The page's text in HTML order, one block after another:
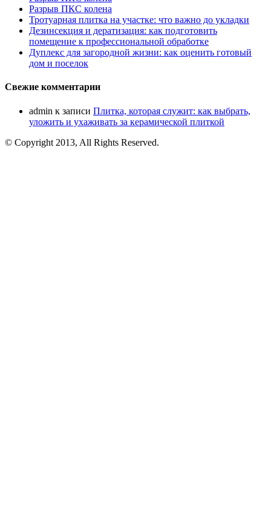
Разрыв ПКС колена
Тротуарная плитка на участке: что важно до укладки
Дезинсекция и дератизация: как подготовить
помещение к профессиональной обработке
Дуплекс для загородной жизни: как оценить готовый
дом и поселок
Свежие комментарии
admin к записи Плитка, которая служит: как выбрать,
уложить и ухаживать за керамической плиткой
© Copyright 2013, All Rights Reserved.